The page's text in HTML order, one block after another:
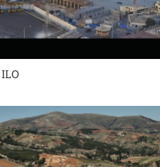
ILO